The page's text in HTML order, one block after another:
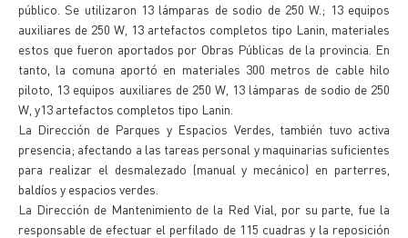
público. Se utilizaron 13 lámparas de sodio de 250 W.; 13 equipos
auxiliares de 250 W, 13 artefactos completos tipo Lanin, materiales
estos que fueron aportados por Obras Públicas de la provincia. En
tanto, la comuna aportó en materiales 300 metros de cable hilo
piloto, 13 equipos auxiliares de 250 W, 13 lámparas de sodio de 250
W, y13 artefactos completos tipo Lanin.
La Dirección de Parques y Espacios Verdes, también tuvo activa
presencia; afectando a las tareas personal y maquinarias suficientes
para realizar el desmalezado (manual y mecánico) en parterres,
baldíos y espacios verdes.
La Dirección de Mantenimiento de la Red Vial, por su parte, fue la
responsable de efectuar el perfilado de 115 cuadras y la reposición